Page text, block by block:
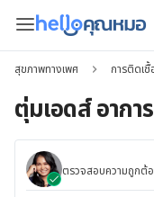
สุขภาพทางเพศ การติดเชื้
ตุ่มเอดส์ อากา
ตรวจสอบความถูกต้